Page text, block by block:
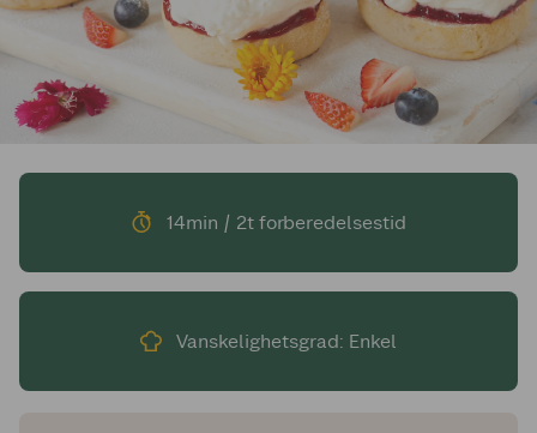
14min / 2t forberedelsestid
Vanskelighetsgrad: Enkel